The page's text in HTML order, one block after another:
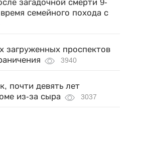
загадочной смерти 9-
семейного похода с
загруженных проспектов
3940
почти девять лет
из-за сыра
3037